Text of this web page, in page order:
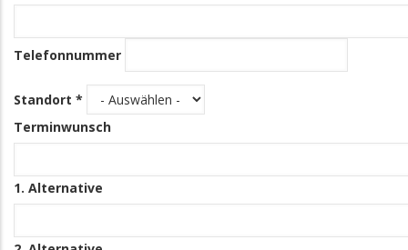
Telefonnummer
Standort *
Terminwunsch
1. Alternative